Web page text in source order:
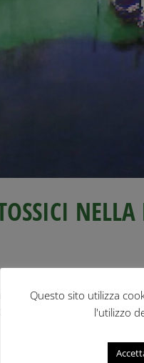
nella rete fognaria di
di smaltimento illecito
Questo sito utilizza
l'utilizzo